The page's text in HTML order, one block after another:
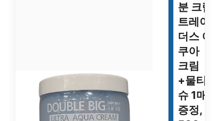
분 크림
트레이
더스 아
쿠아
크림
+물티
슈 1매
증정,